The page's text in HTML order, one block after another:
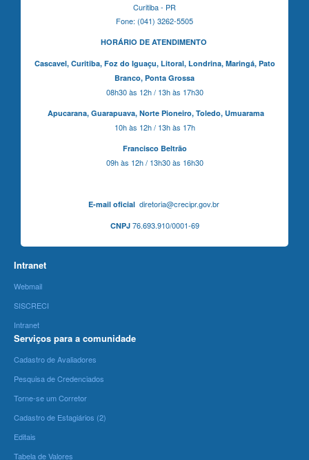
Curitiba - PR
Fone: (041) 3262-5505
HORÁRIO DE ATENDIMENTO
Cascavel, Curitiba,Foz do Iguaçu, Litoral, Londrina, Maringá, Pato
Branco, Ponta Grossa
08h30 às 12h / 13h às 17h30
Apucarana, Guarapuava, Norte Pioneiro, Toledo, Umuarama
10h às 12h / 13h às 17h
Francisco Beltrão
09h às 12h / 13h30 às 16h30
E-mail oficialdiretoria@crecipr.gov.br
CNPJ76.693.910/0001-69
Intranet
Webmail
SISCRECI
Intranet
Serviços para a comunidade
Cadastro de Avaliadores
Pesquisa de Credenciados
Torne-se um Corretor
Cadastro de Estagiários (2)
Editais
Tabela de Valores